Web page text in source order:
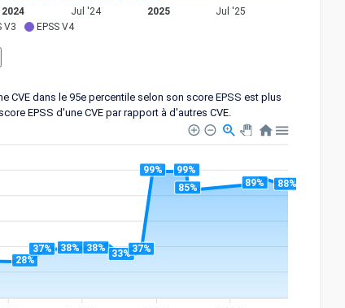
V3 EPSS V4
2024 Jul '24 2025 Jul '25
CVE dans le 95e percentile selon son score EPSS est plus
EPSS d'une CVE par rapport à d'autres CVE.
28%
37% 38% 38%
33%37%
99%
99%
85%
89% 88%